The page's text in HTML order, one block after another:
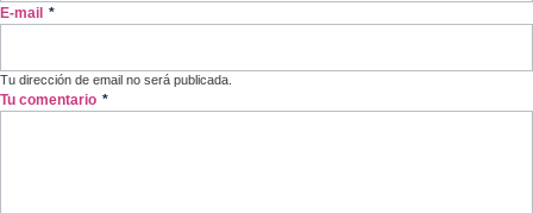
E-mail *
Tu dirección de email no será publicada.
Tu comentario *